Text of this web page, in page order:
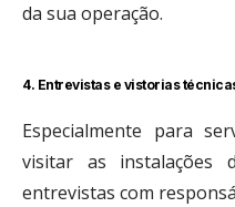
da sua operação.
4. Entrevistas e vistorias
Especialmente para
visitar as instalações
entrevistas com